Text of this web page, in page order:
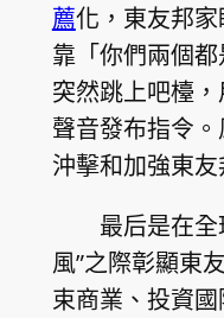
薦化，東友邦
靠「你們兩個
突然跳上吧檯
聲音發布指令
沖擊和加強東
最后是在
風”之際彰顯東
束商業、投資